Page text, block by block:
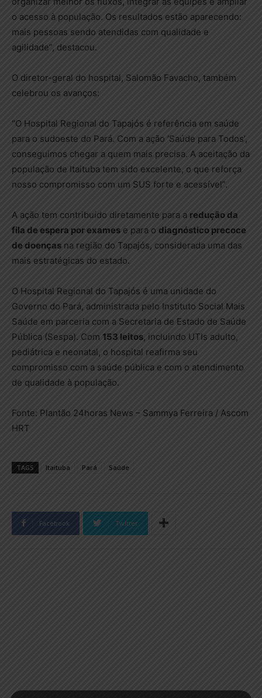
o acesso à população. Os resultados estão aparecendo:
mais pessoas sendo atendidas com qualidade e
agilidade”, destacou.
O diretor-geral do hospital, Salomão Favacho, também
celebrou os avanços:
“O Hospital Regional do Tapajós é referência em saúde
para o sudoeste do Pará. Com a ação ‘Saúde para Todos’,
conseguimos chegar a quem mais precisa. A aceitação da
população de Itaituba tem sido excelente, o que reforça
nosso compromisso com um SUS forte e acessível”.
A ação tem contribuído diretamente para a redução da
fila de espera por exames e para o diagnóstico precoce
de doenças na região do Tapajós, considerada uma das
mais estratégicas do estado.
O Hospital Regional do Tapajós é uma unidade do
Governo do Pará, administrada pelo Instituto Social Mais
Saúde em parceria com a Secretaria de Estado de Saúde
Pública (Sespa). Com 153 leitos , incluindo UTIs adulto,
pediátrica e neonatal, o hospital reafirma seu
compromisso com a saúde pública e com o atendimento
de qualidade à população.
Fonte: Plantão 24horas News – Sammya Ferreira / Ascom
HRT
TAGS Itaituba Pará Saúde
Facebook Twitter